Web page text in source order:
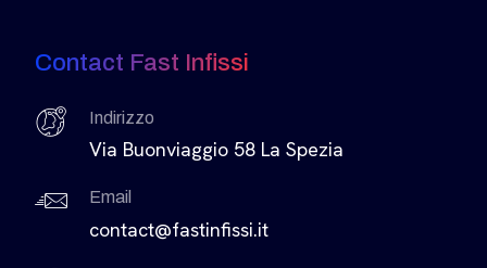
Contact Fast Infissi
Indirizzo
Via Buonviaggio 58 La Spezia
Email
contact@fastinfissi.it